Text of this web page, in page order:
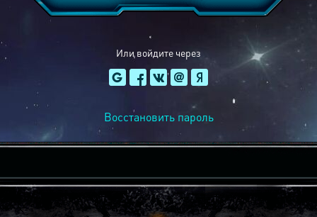
Или войдите через
Восстановить пароль